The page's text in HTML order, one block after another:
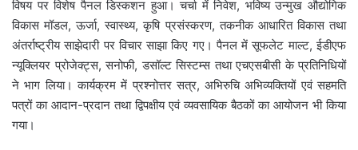
विषय पर विशेष पैनल डिस्कशन हुआ। चर्चा में निवेश, भविष्य उन्मुख औद्योगिक
विकास मॉडल, ऊर्जा, स्वास्थ्य, कृषि प्रसंस्करण, तकनीक आधारित विकास तथा
अंतर्राष्ट्रीय साझेदारी पर विचार साझा किए गए। पैनल में सूफलेट माल्ट, ईडीएफ
न्यूक्लियर प्रोजेक्ट्स, सनोफी, डसॉल्ट सिस्टम्स तथा एचएसबीसी के प्रतिनिधियों
ने भाग लिया। कार्यक्रम में प्रश्नोत्तर सत्र, अभिरुचि अभिव्यक्तियों एवं सहमति
पत्रों का आदान-प्रदान तथा द्विपक्षीय एवं व्यवसायिक बैठकों का आयोजन भी किया
गया।